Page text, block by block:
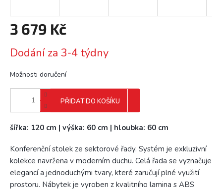
3 679 Kč
cena:
Dodání za 3-4 týdny
Možnosti doručení
PŘIDAT DO KOŠÍKU
šířka: 120 cm | výška: 60 cm | hloubka: 60 cm
Konferenční stolek ze sektorové řady. Systém je exkluzivní
kolekce navržena v moderním duchu. Celá řada se vyznačuje
elegancí a jednoduchými tvary, které zaručují plné využití
prostoru. Nábytek je vyroben z kvalitního lamina s ABS